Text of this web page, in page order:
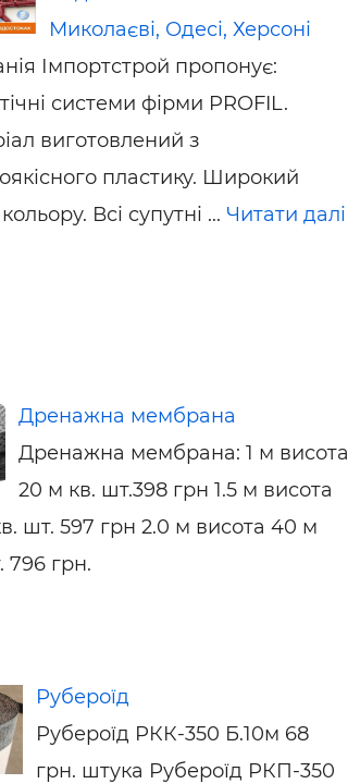
Миколаєві, Одесі, Херсоні
Імпортстрой пропонує:
системи фірми PROFIL.
виготовлений з
пластику. Широкий
Всі супутні ... Читати далі
Дренажна мембрана
Дренажна мембрана: 1 м висота
20 м кв. шт.398 грн 1.5 м висота
шт. 597 грн 2.0 м висота 40 м
796 грн.
Рубероїд
Рубероїд РКК-350 Б.10м 68
грн. штука Рубероїд РКП-350